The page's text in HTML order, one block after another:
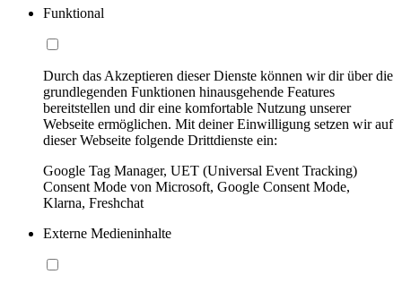
Funktional
Durch das Akzeptieren dieser Dienste können wir dir über die
grundlegenden Funktionen hinausgehende Features
bereitstellen und dir eine komfortable Nutzung unserer
Webseite ermöglichen. Mit deiner Einwilligung setzen wir auf
dieser Webseite folgende Drittdienste ein:
Google Tag Manager, UET (Universal Event Tracking)
Consent Mode von Microsoft, Google Consent Mode,
Klarna, Freshchat
Externe Medieninhalte